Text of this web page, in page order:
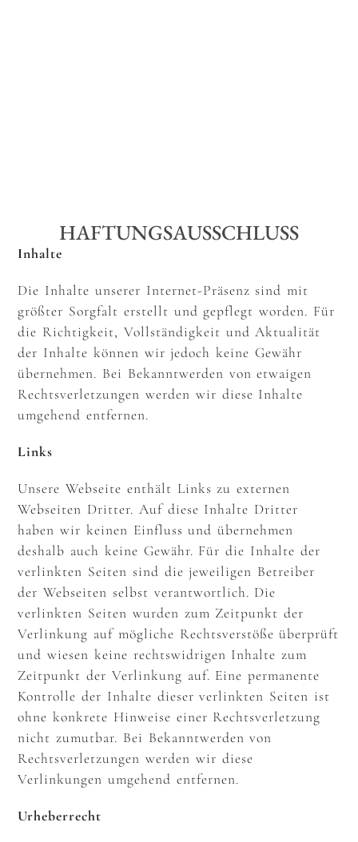
HAFTUNGSAUSSCHLUSS
Inhalte
Die Inhalte unserer Internet-Präsenz sind mit
größter Sorgfalt erstellt und gepflegt worden. Für
die Richtigkeit, Vollständigkeit und Aktualität
der Inhalte können wir jedoch keine Gewähr
übernehmen. Bei Bekanntwerden von etwaigen
Rechtsverletzungen werden wir diese Inhalte
umgehend entfernen.
Links
Unsere Webseite enthält Links zu externen
Webseiten Dritter. Auf diese Inhalte Dritter
haben wir keinen Einfluss und übernehmen
deshalb auch keine Gewähr. Für die Inhalte der
verlinkten Seiten sind die jeweiligen Betreiber
der Webseiten selbst verantwortlich. Die
verlinkten Seiten wurden zum Zeitpunkt der
Verlinkung auf mögliche Rechtsverstöße überprüft
und wiesen keine rechtswidrigen Inhalte zum
Zeitpunkt der Verlinkung auf. Eine permanente
Kontrolle der Inhalte dieser verlinkten Seiten ist
ohne konkrete Hinweise einer Rechtsverletzung
nicht zumutbar. Bei Bekanntwerden von
Rechtsverletzungen werden wir diese
Verlinkungen umgehend entfernen.
Urheberrecht